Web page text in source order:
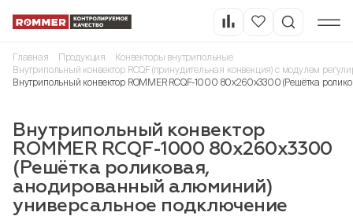
Главная Продукция
Конвекторы внутрипольные
Внутрипольный конвектор RCQF (принудительная конвекция) с модулем
Внутрипольный конвектор ROMMER RCQF-1000 80х260х3300 (Решётка
Внутрипольный конвектор
ROMMER RCQF-1000 80х260х3300
(Решётка роликовая,
анодированный алюминий)
универсальное подключение